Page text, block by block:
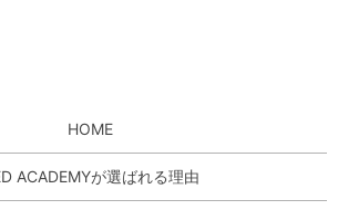
HOME
ACADEMYが選ばれる理由